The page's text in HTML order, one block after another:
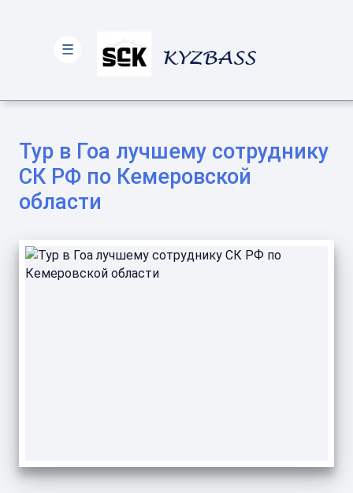
Тур в Гоа лучшему сотруднику
СК РФ по Кемеровской
области
☰